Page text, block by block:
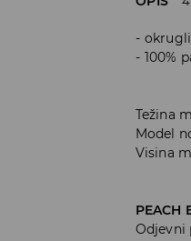
100%
Težina
Model
Visina
PEACH
Odjevni